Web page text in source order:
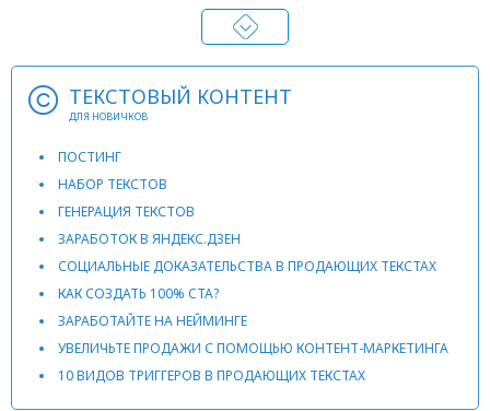
ТЕКСТОВЫЙ КОНТЕНТ
ДЛЯ НОВИЧКОВ
ПОСТИНГ
НАБОР ТЕКСТОВ
ГЕНЕРАЦИЯ ТЕКСТОВ
ЗАРАБОТОК В ЯНДЕКС.ДЗЕН
СОЦИАЛЬНЫЕ ДОКАЗАТЕЛЬСТВА В ПРОДАЮЩИХ ТЕКСТАХ
КАК СОЗДАТЬ 100% CTA?
ЗАРАБОТАЙТЕ НА НЕЙМИНГЕ
УВЕЛИЧЬТЕ ПРОДАЖИ С ПОМОЩЬЮ КОНТЕНТ-МАРКЕТИНГА
10 ВИДОВ ТРИГГЕРОВ В ПРОДАЮЩИХ ТЕКСТАХ